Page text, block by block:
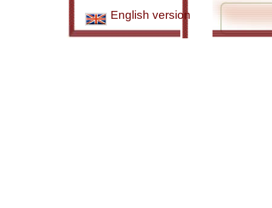
English version